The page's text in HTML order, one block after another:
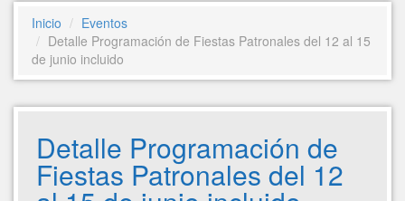
Inicio
Eventos
Detalle Programación de Fiestas Patronales del 12 al 15
de junio incluido
Detalle Programación de
Fiestas Patronales del 12